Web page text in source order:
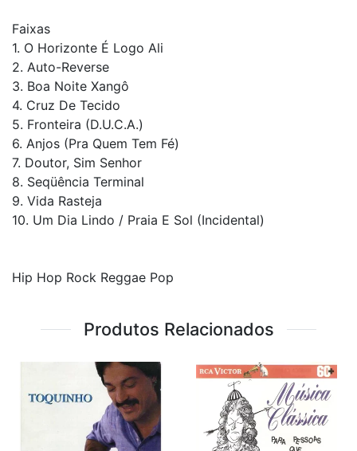
Faixas
1. O Horizonte É Logo Ali
2. Auto-Reverse
3. Boa Noite Xangô
4. Cruz De Tecido
5. Fronteira (D.U.C.A.)
6. Anjos (Pra Quem Tem Fé)
7. Doutor, Sim Senhor
8. Seqüência Terminal
9. Vida Rasteja
10. Um Dia Lindo / Praia E Sol (Incidental)
Hip Hop Rock Reggae Pop
Produtos Relacionados